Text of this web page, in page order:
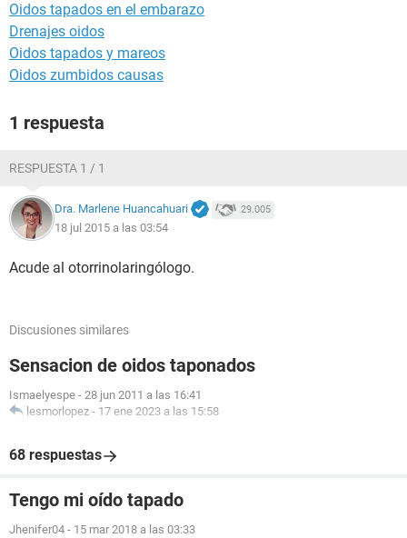
Oidos tapados en el embarazo
Drenajes oidos
Oidos tapados y mareos
Oidos zumbidos causas
1 respuesta
RESPUESTA 1 / 1
Dra. Marlene Huancahuari 29.005
18 jul 2015 a las 03:54
Acude al otorrinolaringólogo.
Discusiones similares
Sensacion de oidos taponados
Ismaelyespe - 28 jun 2011 a las 16:41
lesmorlopez - 17 ene 2023 a las 15:58
68 respuestas
Tengo mi oído tapado
Jhenifer04 - 15 mar 2018 a las 03:33